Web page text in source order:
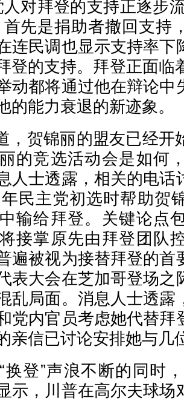
对拜登的支持正逐步
首先是捐助者撤回支持
连民调也显示支持率下
登的支持。拜登正面临
动都将通过他在辩论中
的能力衰退的新迹象。
，贺锦丽的盟友已经开
的竞选活动会是如何
人士透露，相关的电话
民主党初选时帮助贺
输给拜登。关键论点
接掌原先由拜登团队
遍被视为接替拜登的首
表大会在芝加哥登场之
乱局面。消息人士透露
党内官员考虑她代替拜
亲信已讨论安排她
换登”声浪不断的同时
示，川普在高尔夫球场